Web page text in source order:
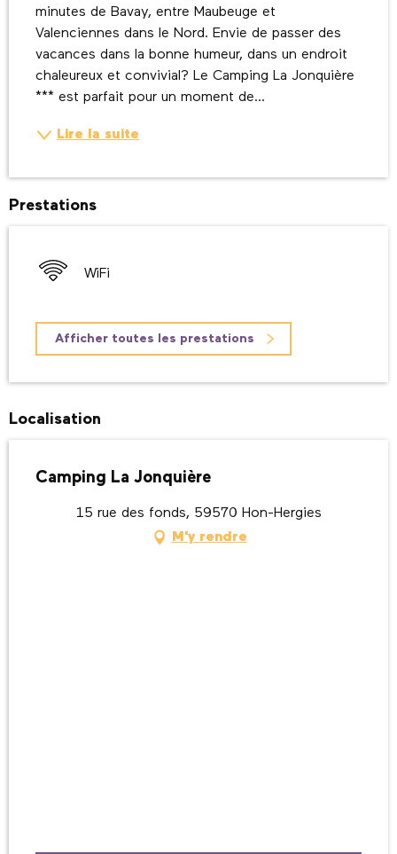
minutes de Bavay, entre Maubeuge et
Valenciennes dans le Nord. Envie de passer des
vacances dans la bonne humeur, dans un endroit
chaleureux et convivial? Le Camping La Jonquière
*** est parfait pour un moment de...
Lire la suite
Prestations
WiFi
Afficher toutes les prestations
Localisation
Camping La Jonquière
15 rue des fonds, 59570 Hon-Hergies
M'y rendre